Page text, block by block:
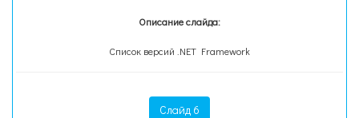
Описание слайда:
Список версий .NET Framework
Слайд 6